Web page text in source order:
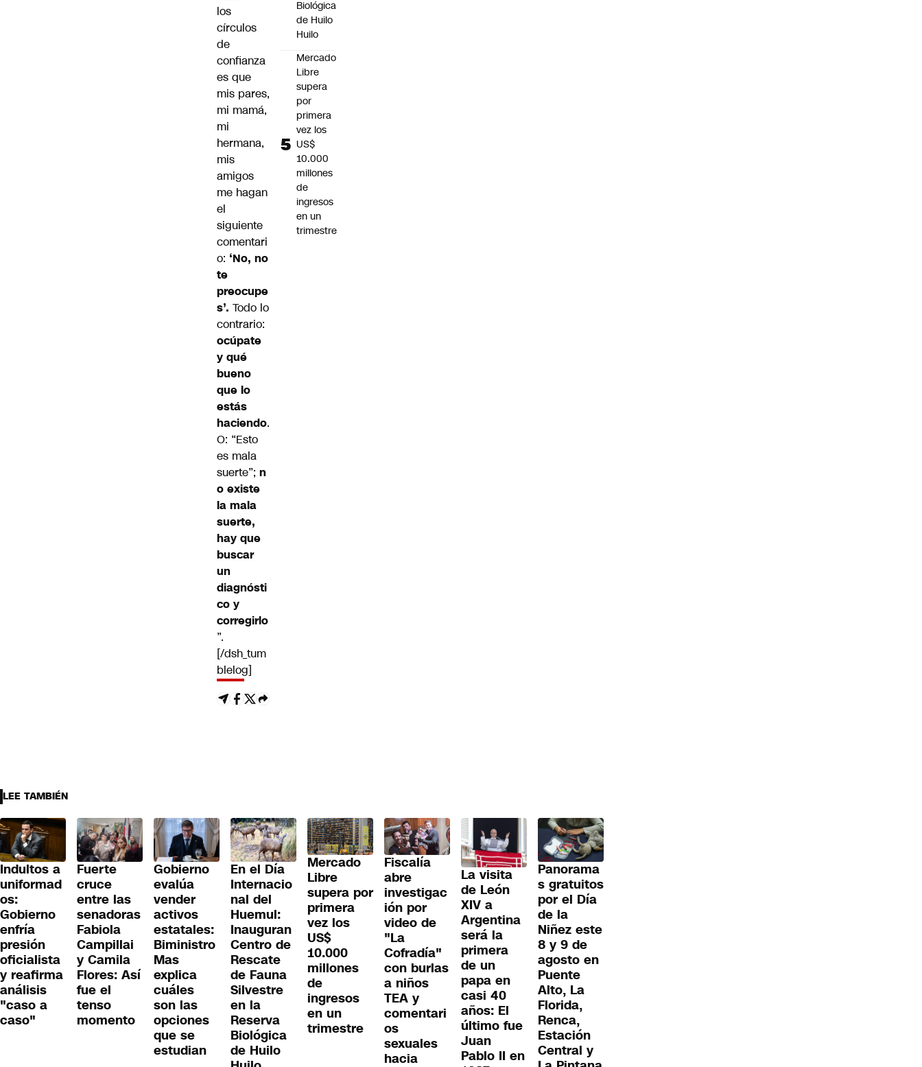
los
círculos
de
confianza
es que
mis pares,
mi mamá,
mi
hermana,
mis
amigos
me hagan
el
siguiente
comentari
o: ‘No, no
te
preocupe
s’. Todo lo
contrario:
ocúpate
y qué
bueno
que lo
estás
haciendo.
O: “Esto
es mala
suerte”; n
o existe
la mala
suerte,
hay que
buscar
un
diagnósti
co y
corregirlo
”.
[/dsh_tum
blelog]
Biológica
de Huilo
Huilo
Mercado
Libre
supera
por
primera
vez los
US$
10.000
millones
de
ingresos
en un
trimestre
LEE TAMBIÉN
Indultos a
uniformad
os:
Gobierno
enfría
presión
oficialista
y reafirma
análisis
"caso a
caso"
Fuerte
cruce
entre las
senadoras
Fabiola
Campillai
y Camila
Flores: Así
fue el
tenso
momento
Gobierno
evalúa
vender
activos
estatales:
Biministro
Mas
explica
cuáles
son las
opciones
que se
estudian
En el Día
Internacio
nal del
Huemul:
Inauguran
Centro de
Rescate
de Fauna
Silvestre
en la
Reserva
Biológica
de Huilo
Mercado
Libre
supera por
primera
vez los
US$
10.000
millones
de
ingresos
en un
trimestre
Fiscalía
abre
investigac
ión por
video de
"La
Cofradía"
con burlas
a niños
TEA y
comentari
os
sexuales
hacia
La visita
de León
XIV a
Argentina
será la
primera
de un
papa en
casi 40
años: El
último fue
Juan
Pablo II en
Panorama
s gratuitos
por el Día
de la
Niñez este
8 y 9 de
agosto en
Puente
Alto, La
Florida,
Renca,
Estación
Central y